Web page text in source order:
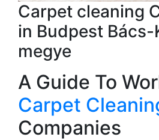
Carpet cleaning
in Budpest
megye
A Guide To
Carpet
Companies